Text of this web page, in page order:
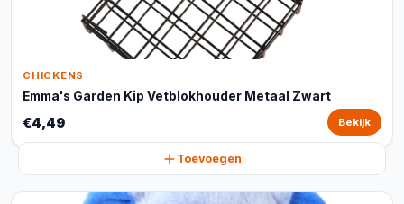
CHICKENS
Emma's Garden Kip Vetblokhouder Metaal Zwart
€4,49 Bekijk
Toevoegen